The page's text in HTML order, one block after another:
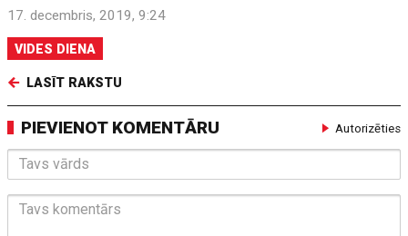
17. decembris, 2019, 9:24
VIDES DIENA
LASĪT RAKSTU
Autorizēties
PIEVIENOT KOMENTĀRU